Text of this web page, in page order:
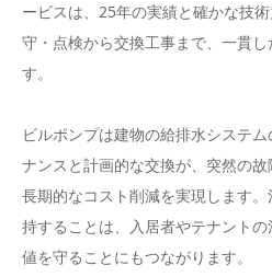
ービスは、25年の実績と確かな技
守・点検から交換工事まで、一貫
す。
ビルポンプは建物の給排水システ
ナンスと計画的な交換が、突然の故
長期的なコスト削減を実現します
持することは、入居者やテナント
値を守ることにもつながります。